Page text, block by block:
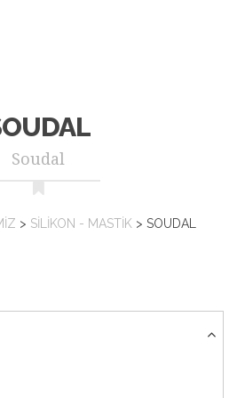
Soudal
> SILIKON - MASTIK > SOUDAL